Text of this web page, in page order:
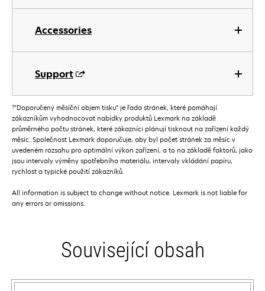
Accessories
Support
†”Doporučený měsíční objem tisku” je řada stránek, které pomáhají
zákazníkům vyhodnocovat nabídky produktů Lexmark na základě
průměrného počtu stránek, které zákazníci plánují tisknout na zařízení každý
měsíc. Společnost Lexmark doporučuje, aby byl počet stránek za měsíc v
uvedeném rozsahu pro optimální výkon zařízení, a to na základě faktorů, jako
jsou intervaly výměny spotřebního materiálu, intervaly vkládání papíru,
rychlost a typické použití zákazníků.
All information is subject to change without notice. Lexmark is not liable for
any errors or omissions.
Související obsah